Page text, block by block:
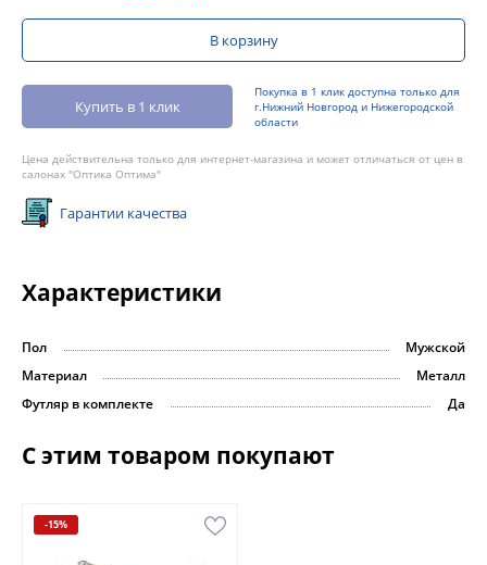
В корзину
Купить в 1 клик
Покупка в 1 клик доступна только для
г.Нижний Новгород и Нижегородской
области
Цена действительна только для интернет-магазина и может отличаться от цен в
салонах "Оптика Оптима"
Гарантии качества
Характеристики
Пол
Мужской
Материал
Металл
Футляр в комплекте
Да
С этим товаром покупают
-15%